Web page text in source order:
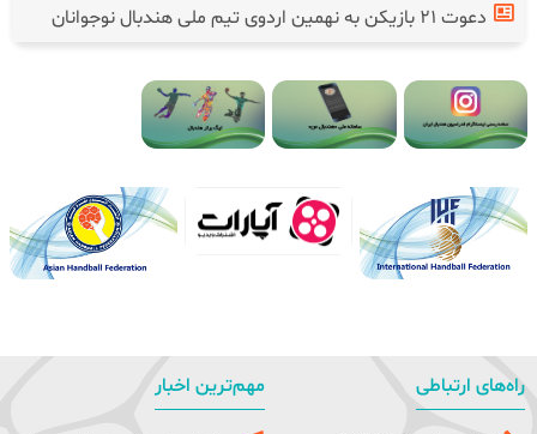
دعوت ۲۱ بازیکن به نهمین اردوی تیم ملی هندبال نوجوانان
راه‌های ارتباطی مهم‌ترین اخبار